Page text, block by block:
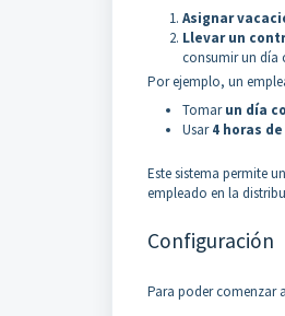
Asignar
Llevar un
consumir un día
Por ejemplo, un
Tomarun día
Usar4 horas
Este sistema permite
empleado en la
Configuración
Para poder comenzar